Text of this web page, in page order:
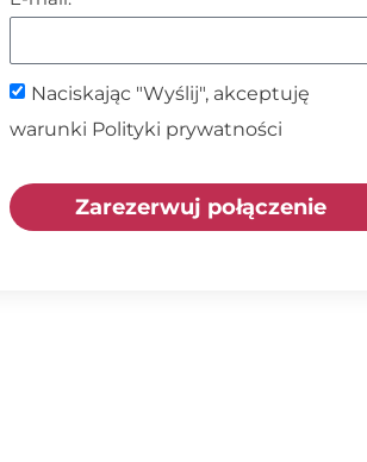
Naciskając "Wyślij", akceptuję
warunki Polityki prywatności
Zarezerwuj połączenie